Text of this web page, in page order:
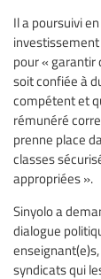
Il a poursuivi
pour « garantir
soit confiée à
compétent et
rémunéré
prenne place
classes
appropriées ».
Sinyolo a
dialogue
syndicats qui